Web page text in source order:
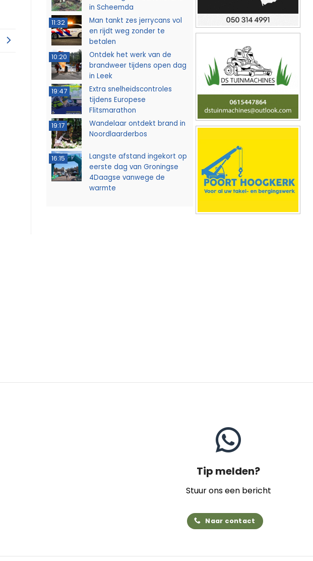
in Scheemda
11:32
Man tankt zes jerrycans vol
en rijdt weg zonder te
betalen
10:20
Ontdek het werk van de
brandweer tijdens open dag
in Leek
19:47
Extra snelheidscontroles
tijdens Europese
Flitsmarathon
19:17
Wandelaar ontdekt brand in
Noordlaarderbos
16:15
Langste afstand ingekort op
eerste dag van Groningse
4Daagse vanwege de
warmte
Tip melden?
Stuur ons een bericht
Naar contact